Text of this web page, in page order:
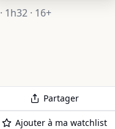
1h32 · 16+
Partager
Ajouter à ma watchlist